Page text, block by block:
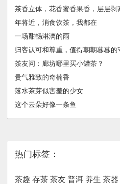
茶香立体，花香蜜香果香，层层剥
年将近，消食饮茶，我都在
一场酣畅淋漓的雨
归客认可和尊重，值得朝朝暮暮的
茶友问：廊坊哪里买小罐茶？
贵气雅致的奇楠香
落水茶芽似害羞的少女
这个云朵好像一条鱼
热门标签：
茶趣 存茶 茶友 普洱 养生 茶器